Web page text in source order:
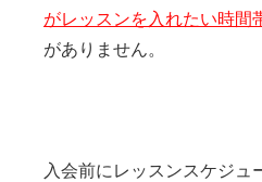
がレッスンを入れたい時間
がありません。
入会前にレッスンスケジュ